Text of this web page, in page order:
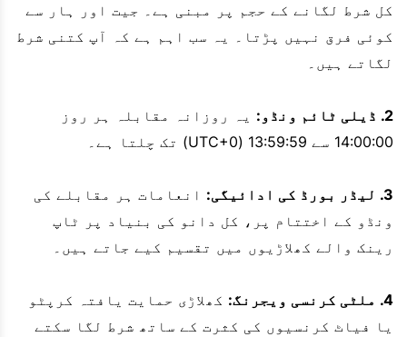
کل شرط لگانے کے حجم پر مبنی ہے۔ جیت اور ہار سے
کوئی فرق نہیں پڑتا۔ یہ سب اہم ہے کہ آپ کتنی شرط
لگاتے ہیں۔
2. ڈیلی ٹائم ونڈو:
یہ روزانہ مقابلہ ہر روز
14:00:00 سے 13:59:59 (UTC+0) تک چلتا ہے۔
3. لیڈر بورڈ کی ادائیگی:
انعامات ہر مقابلے کی
ونڈو کے اختتام پر، کل دانو کی بنیاد پر ٹاپ
رینک والے کھلاڑیوں میں تقسیم کیے جاتے ہیں۔
4. ملٹی کرنسی ویجرنگ:
کھلاڑی حمایت یافتہ کرپٹو
یا فیاٹ کرنسیوں کی کثرت کے ساتھ شرط لگا سکتے